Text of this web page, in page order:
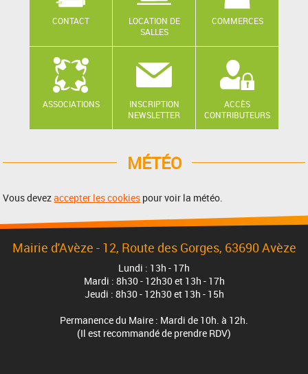
CONTACT
LOCATION DE
SALLES
COMMERCES
ASSOCIATIONS
INSCRIPTION
NEWSLETTER
ACCÈS
CONTRIBUTEURS
MÉTÉO
Vous devezaccepter les cookies pour voir la météo.
Mairie d'Avèze - 12, Route des Gorges, 63690 Avèze
Lundi : 13h - 17h
Mardi : 8h30 - 12h30 et 13h - 17h
Jeudi : 8h30 - 12h30 et 13h - 15h
Permanence du Maire : Mardi de 10h. à 12h.
(Il est recommandé de prendre RDV)